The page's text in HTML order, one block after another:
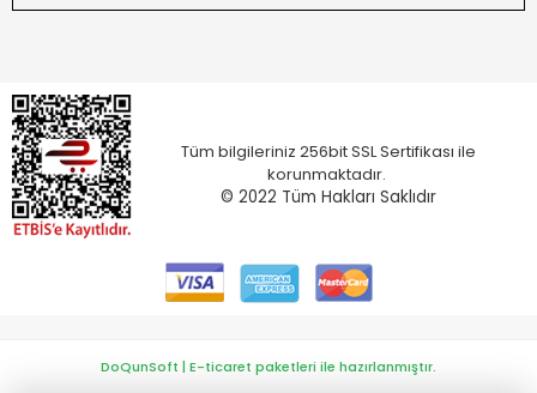
Tüm bilgileriniz 256bit SSL Sertifikası ile
korunmaktadır.
© 2022 Tüm Hakları Saklıdır
DoQunSoft | E-ticaret paketleri ile hazırlanmıştır.